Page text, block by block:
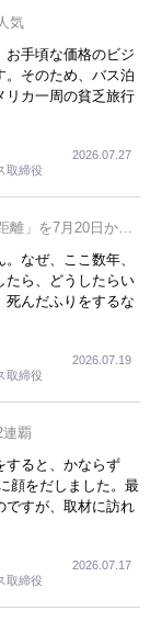
気
お手頃な価格のビジ
。そのため、バス泊
リカ一周の貧乏旅行
方から夜の便を利
からできたことで
たと聞くと、疲れ
取締役
2026.07.27
離」を7月20日から
なぜ、ここ数年、
たら、どうしたらい
死んだふりをするな
の企画展はタイム
取締役
2026.07.19
覇
すると、かならず
顔をだしました。最
すが、取材に訪れ
が次々が飛び出しま
つあります。一つ
ービス業、接客業
つは1800円もする
に懸念もあったそう
取締役
2026.07.17